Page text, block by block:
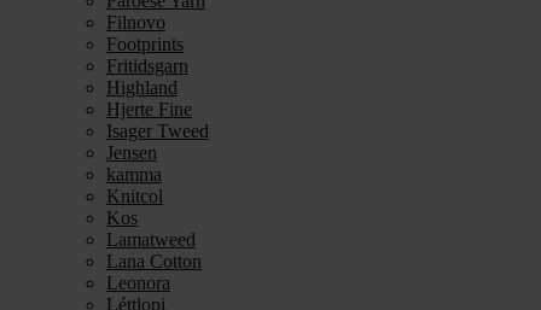
Filnovo
Footprints
Fritidsgarn
Highland
Hjerte Fine
Isager Tweed
Jensen
kamma
Knitcol
Kos
Lamatweed
Lana Cotton
Leonora
Léttlopi